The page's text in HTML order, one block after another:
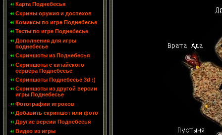
Карта Поднебесья
Скрины оружия и доспехов
Комиксы по игре Поднебесье
Тесты по игре Поднебесье
Дополнения для игры
поднебесье
Скриншоты из Поднебесья
Скриншоты с китайского
сервера Поднебесье
Скриншоты Поднебесье 3d :)
Скриншоты из другой версии
игры Поднебесье
Фотографии игроков
Добавить скриншот или фото
Другие версии Поднебесья
Видео из игры